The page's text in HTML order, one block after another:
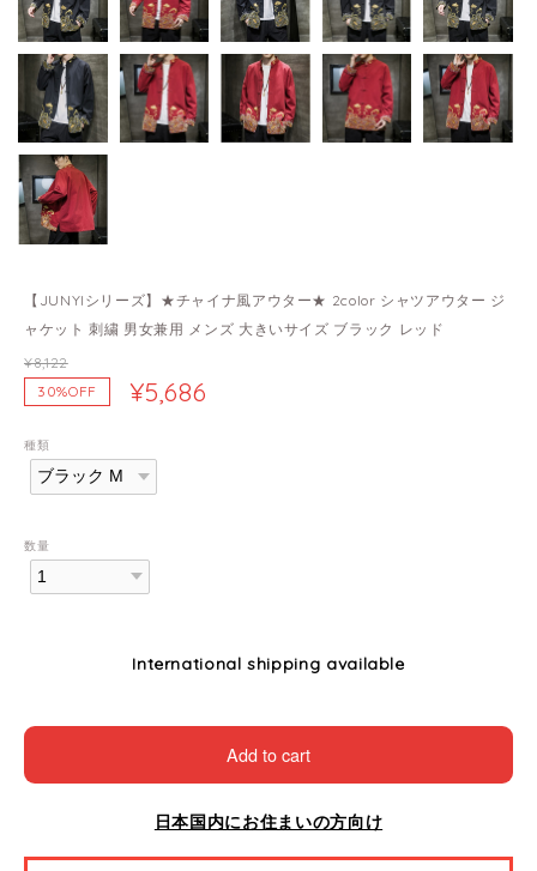
【JUNYIシリーズ】★チャイナ風アウター★ 2color シャツアウター ジ
ャケット 刺繍 男女兼用 メンズ 大きいサイズ ブラック レッド
¥8,122
30%OFF
¥5,686
種類
数量
International shipping available
Add to cart
日本国内にお住まいの方向け